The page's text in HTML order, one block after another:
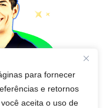
para fornecer
e retornos
aceita o uso de